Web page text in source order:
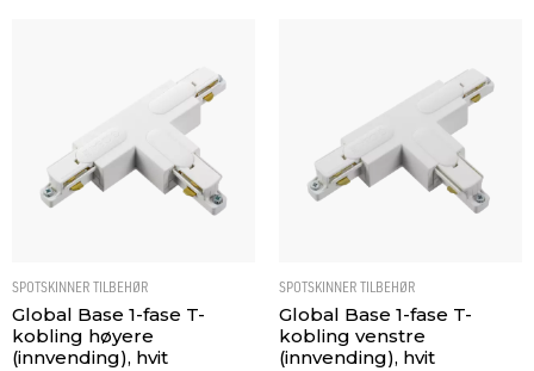
SPOTSKINNER TILBEHØR
Global Base 1-fase T-
kobling høyere
(innvending), hvit
SPOTSKINNER TILBEHØR
Global Base 1-fase T-
kobling venstre
(innvending), hvit